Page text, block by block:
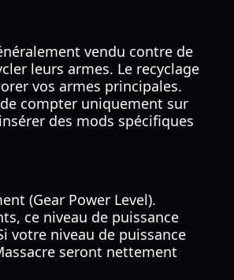
vendu contre de
leurs armes. Le recyclage
vos armes principales.
compter uniquement sur
des mods spécifiques
(Gear Power Level).
ce niveau de puissance
votre niveau de puissance
seront nettement